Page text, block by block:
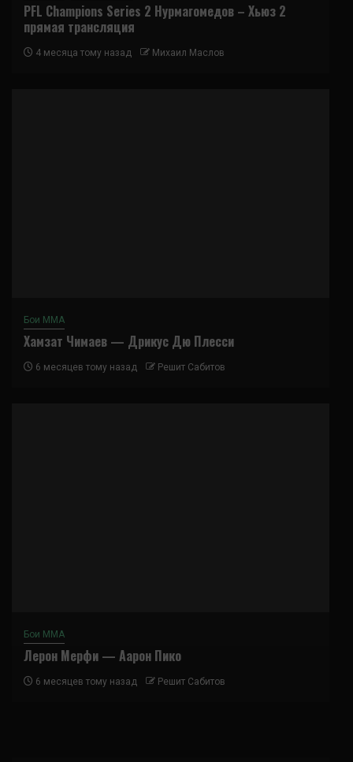
PFL Champions Series 2 Нурмагомедов – Хьюз 2
прямая трансляция
4 месяца тому назад Михаил Маслов
Бои ММА
Хамзат Чимаев — Дрикус Дю Плесси
6 месяцев тому назад Решит Сабитов
Бои ММА
Лерон Мерфи — Аарон Пико
6 месяцев тому назад Решит Сабитов